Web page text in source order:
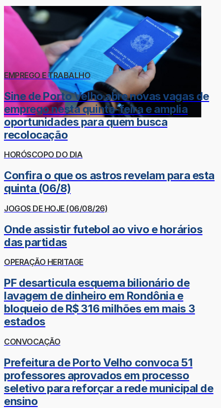
EMPREGO E TRABALHO
Sine de Porto Velho abre novas vagas de
emprego nesta quinta-feira e amplia
oportunidades para quem busca
recolocação
HORÓSCOPO DO DIA
Confira o que os astros revelam para esta
quinta (06/8)
JOGOS DE HOJE (06/08/26)
Onde assistir futebol ao vivo e horários
das partidas
OPERAÇÃO HERITAGE
PF desarticula esquema bilionário de
lavagem de dinheiro em Rondônia e
bloqueio de R$ 316 milhões em mais 3
estados
CONVOCAÇÃO
Prefeitura de Porto Velho convoca 51
professores aprovados em processo
seletivo para reforçar a rede municipal de
ensino